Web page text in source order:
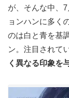
が、そんな中、
ョンハンに多く
のは白と青を基
ン。注目されて
く異なる印象を